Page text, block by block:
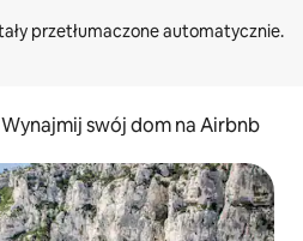
Wynajmij swój dom na Airbnb